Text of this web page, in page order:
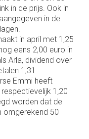
in de prijs. Ook in
in de
in april met 1,25
eens 2,00 euro in
Arla, dividend over
1,31
Emmi heeft
1,20
worden dat de
omgerekend 50